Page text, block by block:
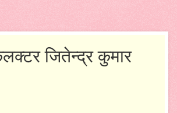
जितेन्द्र कुमार